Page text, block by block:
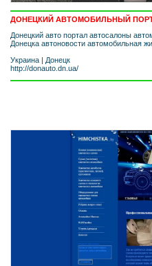
ДОНЕЦКИЙ АВТОМОБИЛЬНЫЙ
Донецкий авто портал автосалоны
Донецка автоновости автомобильная
Украина | Донецк
http://donauto.dn.ua/